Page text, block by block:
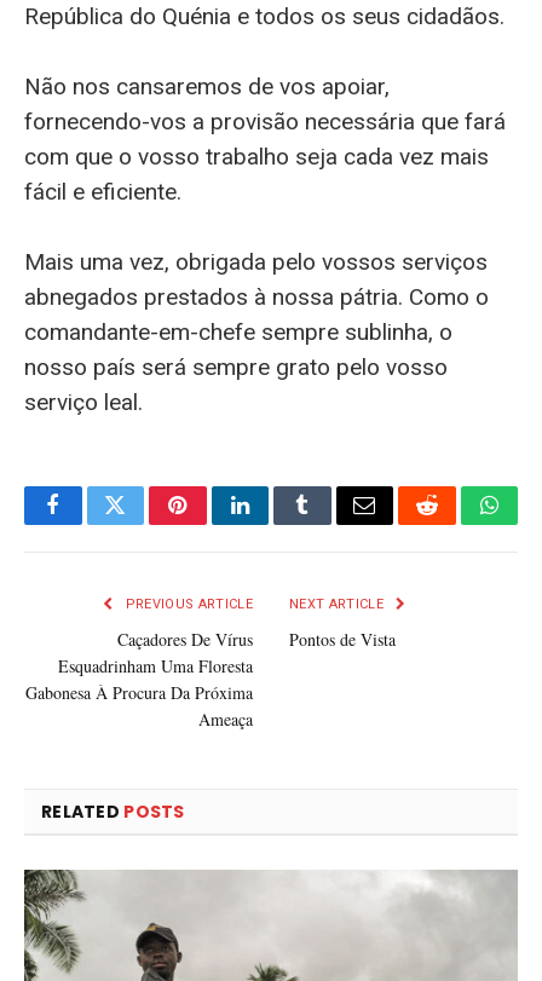
República do Quénia e todos os seus cidadãos.
Não nos cansaremos de vos apoiar,
fornecendo-vos a provisão necessária que fará
com que o vosso trabalho seja cada vez mais
fácil e eficiente.
Mais uma vez, obrigada pelo vossos serviços
abnegados prestados à nossa pátria. Como o
comandante-em-chefe sempre sublinha, o
nosso país será sempre grato pelo vosso
serviço leal.
FacebookTwitterPinterestLinkedInTumblrEmail Reddit
PREVIOUS ARTICLE
Caçadores De Vírus
Esquadrinham Uma Floresta
Gabonesa À Procura Da Próxima
Ameaça
NEXT ARTICLE
Pontos de Vista
RELATED POSTS